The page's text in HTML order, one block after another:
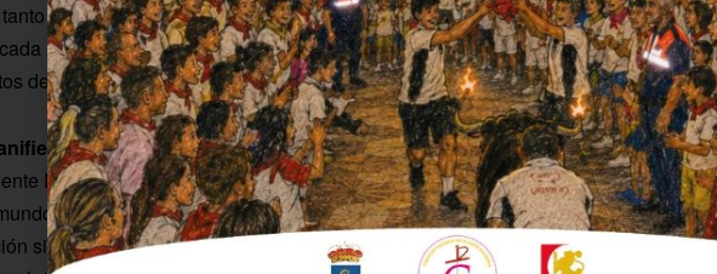
esto ocurra debemos seguir reivindicandopor conseguir
cada rincón del planeta, empezando en nuestros propios hogares,
de nuestra sociedad».
Institucionalconsensuado por las ocho diputaciones
Palmera se ha sumado y que constata «la realidad que
incluidas las mujeres de nuestro municipio y como es
sino como personas, con nuestro compromiso el erradicar en